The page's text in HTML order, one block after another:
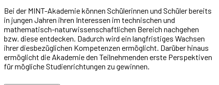
Bei der MINT-Akademie können Schülerinnen und Schüler bereits
in jungen Jahren ihren Interessen im technischen und
mathematisch-naturwissenschaftlichen Bereich nachgehen
bzw. diese entdecken. Dadurch wird ein langfristiges Wachsen
ihrer diesbezüglichen Kompetenzen ermöglicht. Darüber hinaus
ermöglicht die Akademie den Teilnehmenden erste Perspektiven
für mögliche Studienrichtungen zu gewinnen.